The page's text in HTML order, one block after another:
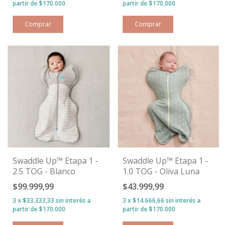
Comprar Comprar
Swaddle Up™ Etapa 1 -
2.5 TOG - Blanco
$99.999,99
3 x$33.333,33 sin interés
Swaddle Up™ Etapa 1 -
1.0 TOG - Oliva Luna
$43.999,99
3 x$14.666,66 sin interés